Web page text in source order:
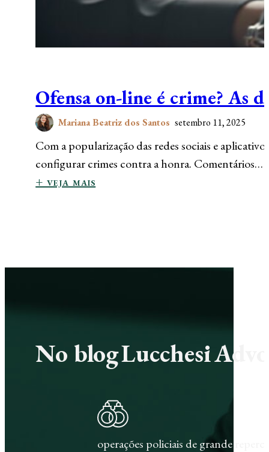
Ofensa on-line é crime? As
Mariana Beatriz dos Santos setembro 11, 2025
Com a popularização das redes sociais e
configurar crimes contra a honra. Comentários…
+ veja mais
No blog Lucchesi
operações policiais de grande